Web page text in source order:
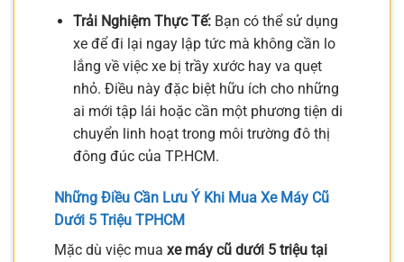
Trải Nghiệm Thực Tế:Bạn có thể sử dụng
xe để đi lại ngay lập tức mà không cần lo
lắng về việc xe bị trầy xước hay va quẹt
nhỏ. Điều này đặc biệt hữu ích cho những
ai mới tập lái hoặc cần một phương tiện di
chuyển linh hoạt trong môi trường đô thị
đông đúc của TP.HCM.
Những Điều Cần Lưu Ý Khi Mua Xe Máy Cũ
Dưới 5 Triệu TPHCM
Mặc dù việc mua xe máy cũ dưới 5 triệu tại